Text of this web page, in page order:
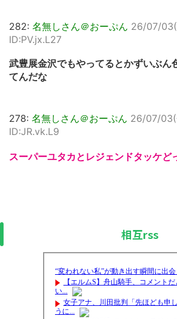
282: 名無しさん＠おーぷん 26/07/
ID:PV.jx.L27
武豊展金沢でもやってるとかずいぶん
てんだな
278: 名無しさん＠おーぷん 26/07/
ID:JR.vk.L9
スーパーユタカとレジェンドタッケど
相互rss